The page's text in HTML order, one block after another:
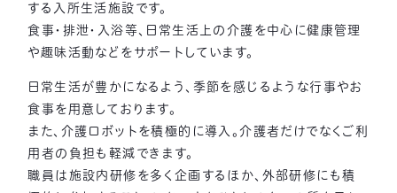
する入所生活施設です。
食事・排泄・入浴等、日常生活上の介護を中心に健康管理
や趣味活動などをサポートしています。
日常生活が豊かになるよう、季節を感じるような行事やお
食事を用意しております。
また、介護ロボットを積極的に導入。介護者だけでなくご利
用者の負担も軽減できます。
職員は施設内研修を多く企画するほか、外部研修にも積